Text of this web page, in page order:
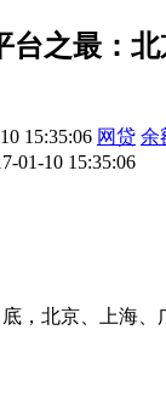
台之最：
15:35:06 网贷 余
10 15:35:06
，北京、上海、